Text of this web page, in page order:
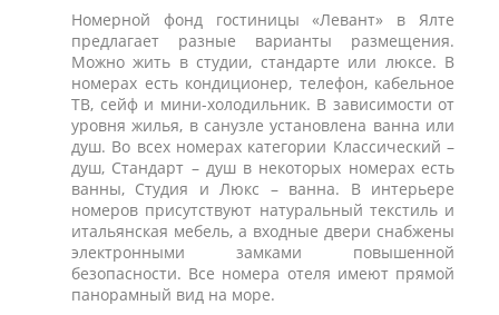
Номерной фонд гостиницы «Левант» в Ялте
предлагает разные варианты размещения.
Можно жить в студии, стандарте или люксе. В
номерах есть кондиционер, телефон, кабельное
ТВ, сейф и мини-холодильник. В зависимости от
уровня жилья, в санузле установлена ванна или
душ. Во всех номерах категории Классический –
душ, Стандарт – душ в некоторых номерах есть
ванны, Студия и Люкс – ванна. В интерьере
номеров присутствуют натуральный текстиль и
итальянская мебель, а входные двери снабжены
электронными замками повышенной
безопасности. Все номера отеля имеют прямой
панорамный вид на море.